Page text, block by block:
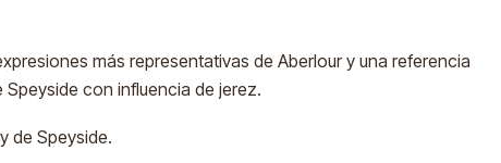
más representativas de Aberlour y una referencia
con influencia de jerez.
de Speyside.